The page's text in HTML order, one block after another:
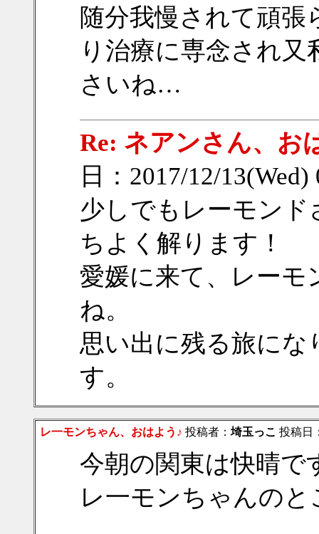
随分我慢されて頑
り治療に専念され
さいね…
Re: ネアンさん、お
日：2017/12/
少しでもレーモン
ちよく解ります！
愛媛に来て、レー
ね。
思い出に残る旅に
す。
レ一モンちゃん、おはよう♪ 投稿者： 埼玉っこ 投稿日
今朝の関東は快晴で
レ一モンちゃんの